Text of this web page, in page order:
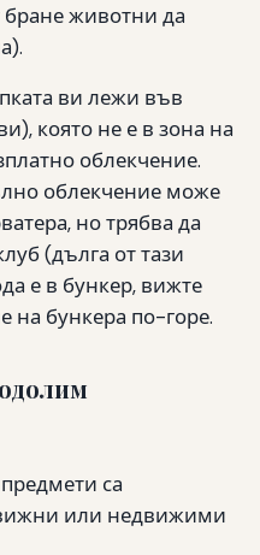
бране животни да
ви лежи във
която не е в зона на
облекчение.
облекчение може
но трябва да
(дълга от тази
е в бункер, вижте
на бункера по-горе.
са
или недвижими